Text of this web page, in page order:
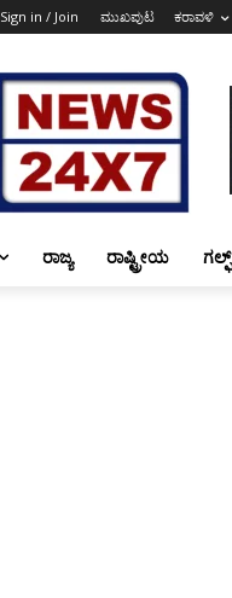
Sign in / Join ಮುಖಪುಟ ಕರಾವಳಿ
ರಾಜ್ಯ ರಾಷ್ಟ್ರೀಯ ಗಲ್ಫ್